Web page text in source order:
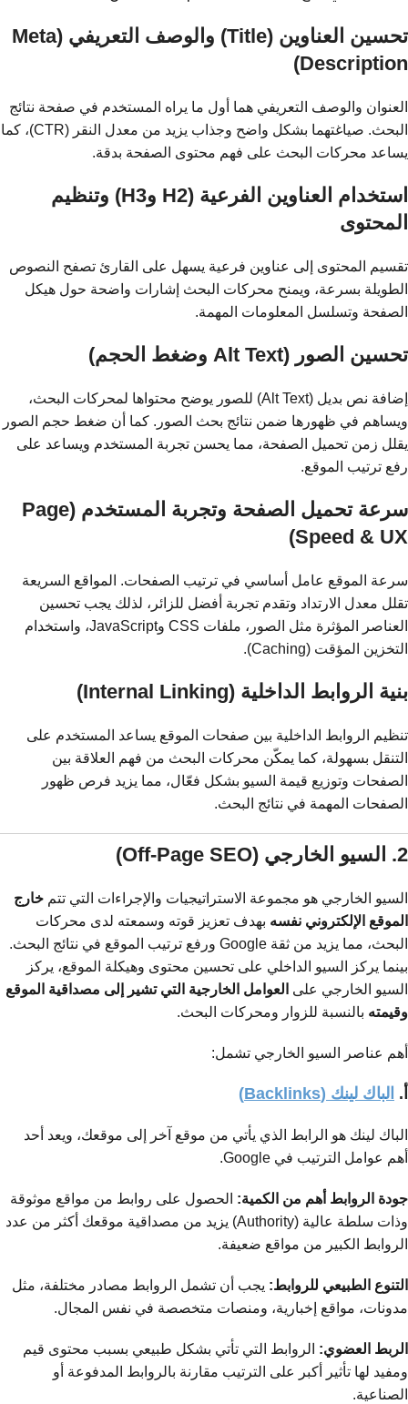
تحسين العناوين (Title) والوصف التعريفي (Meta
Description)
العنوان والوصف التعريفي هما أول ما يراه المستخدم في صفحة نتائج
البحث. صياغتهما بشكل واضح وجذاب يزيد من معدل النقر (CTR)، كما
يساعد محركات البحث على فهم محتوى الصفحة بدقة.
استخدام العناوين الفرعية (H2 وH3) وتنظيم
المحتوى
تقسيم المحتوى إلى عناوين فرعية يسهل على القارئ تصفح النصوص
الطويلة بسرعة، ويمنح محركات البحث إشارات واضحة حول هيكل
الصفحة وتسلسل المعلومات المهمة.
تحسين الصور (Alt Text وضغط الحجم)
إضافة نص بديل (Alt Text) للصور يوضح محتواها لمحركات البحث،
ويساهم في ظهورها ضمن نتائج بحث الصور. كما أن ضغط حجم الصور
يقلل زمن تحميل الصفحة، مما يحسن تجربة المستخدم ويساعد على
رفع ترتيب الموقع.
سرعة تحميل الصفحة وتجربة المستخدم (Page
Speed & UX)
سرعة الموقع عامل أساسي في ترتيب الصفحات. المواقع السريعة
تقلل معدل الارتداد وتقدم تجربة أفضل للزائر، لذلك يجب تحسين
العناصر المؤثرة مثل الصور، ملفات CSS وJavaScript، واستخدام
التخزين المؤقت (Caching).
بنية الروابط الداخلية (Internal Linking)
تنظيم الروابط الداخلية بين صفحات الموقع يساعد المستخدم على
التنقل بسهولة، كما يمكّن محركات البحث من فهم العلاقة بين
الصفحات وتوزيع قيمة السيو بشكل فعّال، مما يزيد فرص ظهور
الصفحات المهمة في نتائج البحث.
2. السيو الخارجي (Off-Page SEO)
السيو الخارجي هو مجموعة الاستراتيجيات والإجراءات التي تتم خارج
الموقع الإلكتروني نفسه بهدف تعزيز قوته وسمعته لدى محركات
البحث، مما يزيد من ثقة Google ورفع ترتيب الموقع في نتائج البحث.
بينما يركز السيو الداخلي على تحسين محتوى وهيكلة الموقع، يركز
السيو الخارجي على العوامل الخارجية التي تشير إلى مصداقية الموقع
وقيمته بالنسبة للزوار ومحركات البحث.
أهم عناصر السيو الخارجي تشمل:
أ. الباك لينك (Backlinks)
الباك لينك هو الرابط الذي يأتي من موقع آخر إلى موقعك، ويعد أحد
أهم عوامل الترتيب في Google.
جودة الروابط أهم من الكمية: الحصول على روابط من مواقع موثوقة
وذات سلطة عالية (Authority) يزيد من مصداقية موقعك أكثر من عدد
الروابط الكبير من مواقع ضعيفة.
التنوع الطبيعي للروابط: يجب أن تشمل الروابط مصادر مختلفة، مثل
مدونات، مواقع إخبارية، ومنصات متخصصة في نفس المجال.
الربط العضوي: الروابط التي تأتي بشكل طبيعي بسبب محتوى قيم
ومفيد لها تأثير أكبر على الترتيب مقارنة بالروابط المدفوعة أو
الصناعية.